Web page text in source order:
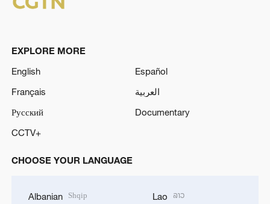
EXPLORE MORE
English
Español
Français
العربية
Русский
Documentary
CCTV+
CHOOSE YOUR LANGUAGE
Albanian Shqip Lao ລາວ